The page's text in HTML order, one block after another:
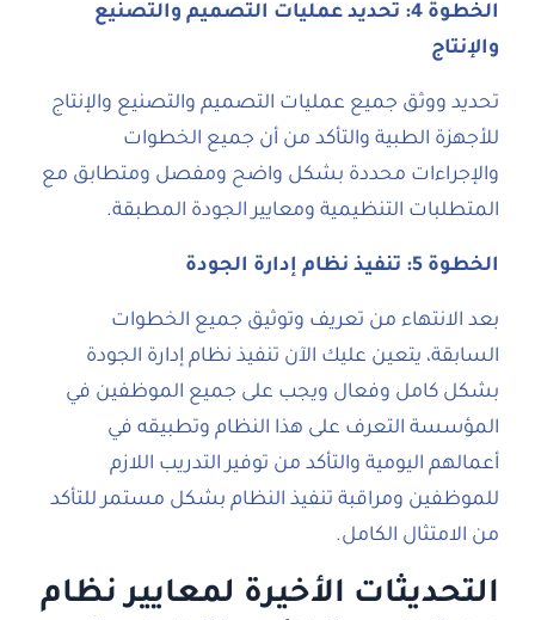
الخطوة 4: تحديد عمليات التصميم والتصنيع
والإنتاج
تحديد ووثق جميع عمليات التصميم والتصنيع والإنتاج
للأجهزة الطبية والتأكد من أن جميع الخطوات
والإجراءات محددة بشكل واضح ومفصل ومتطابق مع
المتطلبات التنظيمية ومعايير الجودة المطبقة.
الخطوة 5: تنفيذ نظام إدارة الجودة
بعد الانتهاء من تعريف وتوثيق جميع الخطوات
السابقة، يتعين عليك الآن تنفيذ نظام إدارة الجودة
بشكل كامل وفعال ويجب على جميع الموظفين في
المؤسسة التعرف على هذا النظام وتطبيقه في
أعمالهم اليومية والتأكد من توفير التدريب اللازم
للموظفين ومراقبة تنفيذ النظام بشكل مستمر للتأكد
من الامتثال الكامل.
التحديثات الأخيرة لمعايير نظام